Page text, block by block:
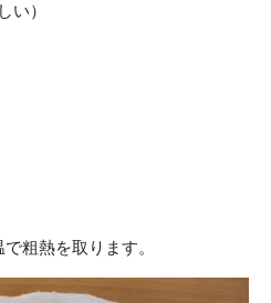
い）
粗熱を取ります。